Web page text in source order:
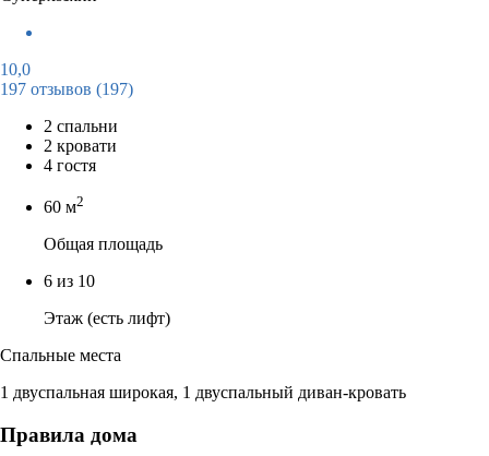
10,0
197 отзывов (197)
2 спальни
2 кровати
4 гостя
60 м2
Общая площадь
6 из 10
Этаж (есть лифт)
Спальные места
1 двуспальная широкая, 1 двуспальный диван-кровать
Правила дома